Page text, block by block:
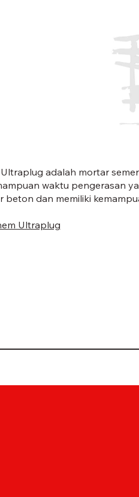
adalah mortar
waktu pengerasan
beton dan memiliki
Ultraplug